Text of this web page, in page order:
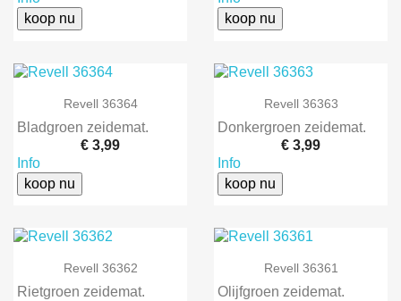
koop nu
koop nu
Revell 36364
Bladgroen zeidemat.
€ 3,99
Info
koop nu
Revell 36363
Donkergroen zeidemat.
€ 3,99
Info
koop nu
Revell 36362
Rietgroen zeidemat.
Revell 36361
Olijfgroen zeidemat.